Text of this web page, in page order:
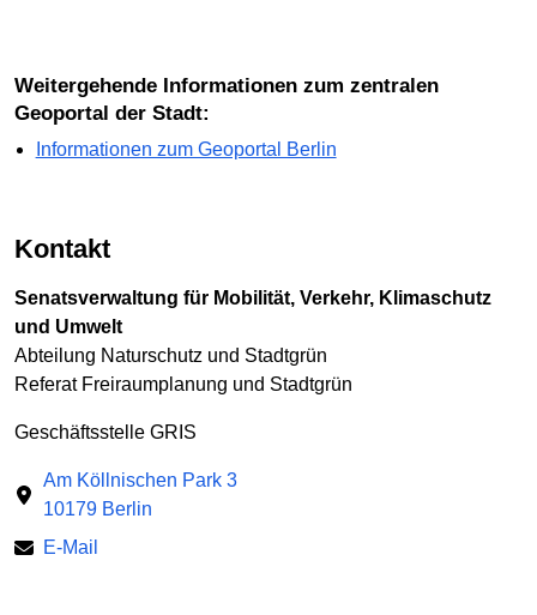
Weitergehende Informationen zum zentralen
Geoportal der Stadt:
Informationen zum Geoportal Berlin
Kontakt
Senatsverwaltung für Mobilität, Verkehr, Klimaschutz
und Umwelt
Abteilung Naturschutz und Stadtgrün
Referat Freiraumplanung und Stadtgrün
Geschäftsstelle GRIS
Am Köllnischen Park 3
10179 Berlin
E-Mail